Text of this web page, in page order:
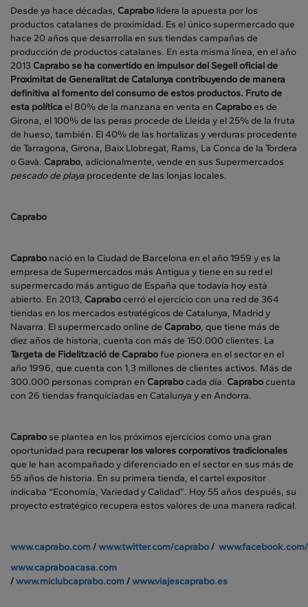
Desde ya hace décadas, Caprabo lidera la apuesta por los
productos catalanes de proximidad. Es el único supermercado que
hace 20 años que desarrolla en sus tiendas campañas de
producción de productos catalanes. En esta misma línea, en el año
2013Caprabo se ha convertido en impulsor del Segell oficial de
Proximitat de Generalitat de Catalunya contribuyendo de manera
definitiva al fomento del consumo de estos productos. Fruto de
esta políticael 80% de la manzana en venta en Capraboes de
Girona, el 100% de las peras procede de Lleida y el 25% de la fruta
de hueso, también. El 40% de las hortalizas y verduras procedente
de Tarragona, Girona, Baix Llobregat, Rams, La Conca de la Tordera
o Gavà. Caprabo, adicionalmente, vende en sus Supermercados
pescado de playa procedente de las lonjas locales.
Caprabo
Caprabo nació en la Ciudad de Barcelona en el año 1959 y es la
empresa de Supermercados más Antigua y tiene en su red el
supermercado más antiguo de España que todavía hoy està
abierto. En 2013, Caprabocerró el ejercicio con una red de 364
tiendas en los mercados estratégicos de Catalunya, Madrid y
Navarra. El supermercado online de Caprabo, que tiene más de
diez años de historia, cuenta con más de 150.000 clientes. La
Targeta de Fidelització de Caprabofue pionera en el sector en el
año 1996, que cuenta con 1,3 millones de clientes activos. Más de
300.000 personas compran en Caprabocada día. Caprabocuenta
con 26 tiendas franquiciadas en Catalunya y en Andorra.
Caprabo se plantea en los próximos ejercicios como una gran
oportunidad para recuperar los valores corporativos tradicionales
que le han acompañado y diferenciado en el sector en sus más de
55 años de historia. En su primera tienda, el cartel expositor
indicaba “Economía, Variedad y Calidad”. Hoy 55 años después, su
proyecto estratégico recupera estos valores de una manera radical.
www.caprabo.com/www.twitter.com/caprabo/
www.capraboacasa.com
/www.miclubcaprabo.com/www.viajescaprabo.es